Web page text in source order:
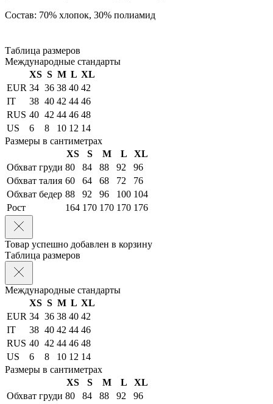
Состав: 70% хлопок, 30% полиамид
Таблица размеров
Международные стандарты
XS S M L XL
EUR 34 36 38 40 42
IT
38 40 42 44 46
RUS 40 42 44 46 48
US
6 8 10 12 14
Размеры в сантиметрах
XS
S M L
XL
Обхват груди 80 84 88 92
96
Обхват талия 60 64 68 72
76
Обхват бедер 88 92 96 100 104
Рост
164 170 170 170 176
Товар успешно добавлен в корзину
Таблица размеров
Международные стандарты
XS S M L XL
EUR 34 36 38 40 42
IT
38 40 42 44 46
RUS 40 42 44 46 48
US
6 8 10 12 14
Размеры в сантиметрах
XS
S M L
XL
Обхват груди 80 84 88 92
96